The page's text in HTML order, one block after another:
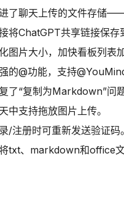
了聊天上传的文件存储——
将ChatGPT共享链接保存
图片大小，加快看板列表
的@功能，支持
了“复制为Markdown”问题
中支持拖放图片上传。
/注册时可重新发送验证码。
txt、markdown和office文